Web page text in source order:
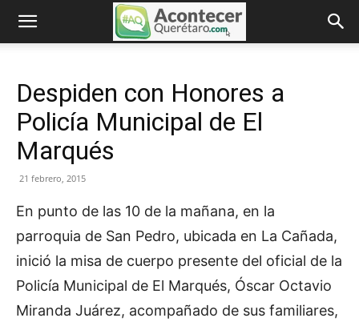
Despiden con Honores a
Policía Municipal de El
Marqués
21 febrero, 2015
En punto de las 10 de la mañana, en la
parroquia de San Pedro, ubicada en La Cañada,
inició la misa de cuerpo presente del oficial de la
Policía Municipal de El Marqués, Óscar Octavio
Miranda Juárez, acompañado de sus familiares,